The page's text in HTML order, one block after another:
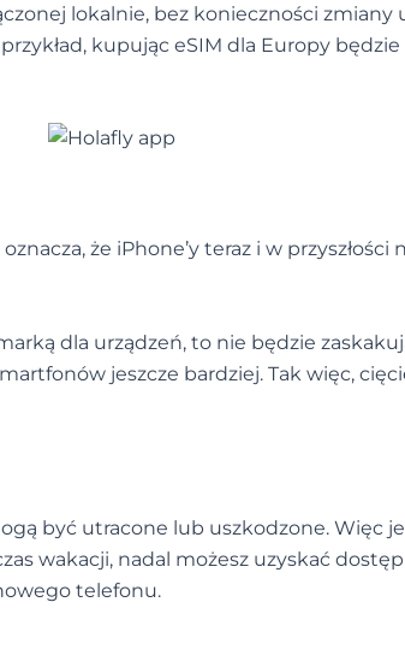
lokalnie, bez konieczności zmiany
kupując eSIM dla Europy
że iPhone’y teraz i w
dla urządzeń, to nie będzie
jeszcze bardziej. Tak więc,
być utracone lub uszkodzone. Więc
wakacji, nadal możesz uzyskać
telefonu.